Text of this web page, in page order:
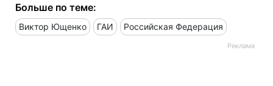
Больше по теме:
Виктор Ющенко ГАИ Российская Федерация